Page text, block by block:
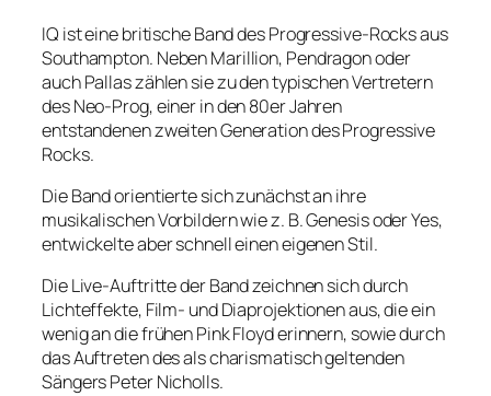
IQ ist eine britische Band des Progressive-Rocks aus
Southampton. Neben Marillion, Pendragon oder
auch Pallas zählen sie zu den typischen Vertretern
des Neo-Prog, einer in den 80er Jahren
entstandenen zweiten Generation des Progressive
Rocks.
Die Band orientierte sich zunächst an ihre
musikalischen Vorbildern wie z. B. Genesis oder Yes,
entwickelte aber schnell einen eigenen Stil.
Die Live-Auftritte der Band zeichnen sich durch
Lichteffekte, Film- und Diaprojektionen aus, die ein
wenig an die frühen Pink Floyd erinnern, sowie durch
das Auftreten des als charismatisch geltenden
Sängers Peter Nicholls.